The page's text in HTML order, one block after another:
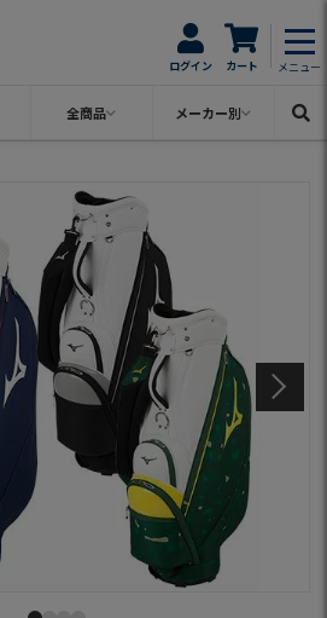
ログイン カート メニュー
全商品 メーカー別